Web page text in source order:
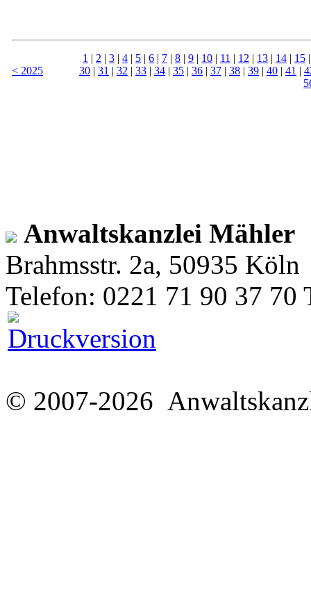
< 2025
1 | 2 | 3 | 4 | 5 | 6 | 7 | 8 | 9 | 10 | 11 | 12 | 13 | 14 | 15
30 | 31 | 32 | 33 | 34 | 35 | 36 | 37 | 38 | 39 | 40 | 41 |
Anwaltskanzlei Mähler
Brahmsstr. 2a, 50935 Köln
Telefon: 0221 71 90 37 70
© 2007-2026